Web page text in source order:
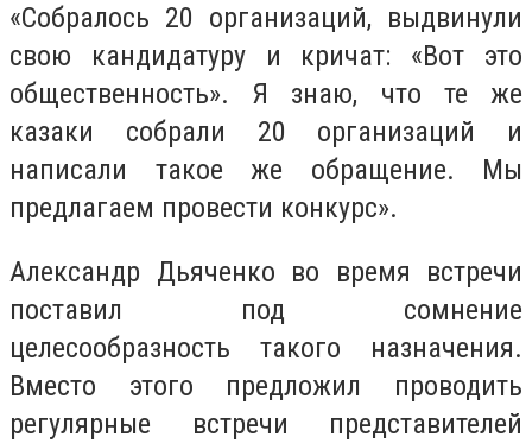
«Собралось 20 организаций, выдвинули
свою кандидатуру и кричат: «Вот это
общественность». Я знаю, что те же
казаки собрали 20 организаций и
написали такое же обращение. Мы
предлагаем провести конкурс».
Александр Дьяченко во время встречи
поставил под сомнение
целесообразность такого назначения.
Вместо этого предложил проводить
регулярные встречи представителей